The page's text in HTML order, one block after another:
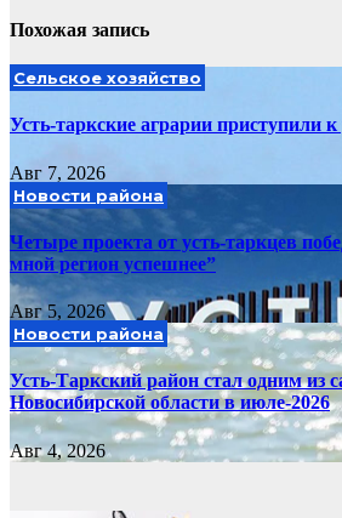
Похожая запись
Сельское хозяйство
Усть-таркские аграрии приступили к
Авг 7, 2026
Новости района
Четыре проекта от усть-таркцев
мной регион успешнее”
Авг 5, 2026
Новости района
Усть-Таркский район стал одним из
Новосибирской области в июле-2026
Авг 4, 2026